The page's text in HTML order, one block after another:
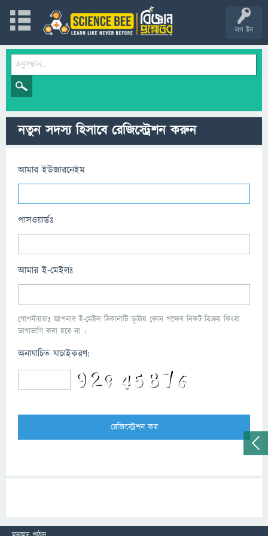
লগ ইন
নতুন সদস্য হিসাবে রেজিস্ট্রেশন করুন
আমার ইউজারনেইম
পাসওয়ার্ডঃ
আমার ই-মেইলঃ
গোপনীয়তাঃ আপনার ই-মেইল ঠিকানাটি তৃতীয় কোন পক্ষের নিকট বিক্রয় কিংবা
ভাগাভাগি করা হবে না ।
অনাযাচিত যাচাইকরণ: